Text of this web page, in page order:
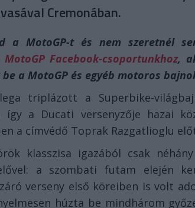
Cremonában.
a MotoGP-t és nem szeretnél
Facebook-csoportunkhoz,
a MotoGP és egyéb motoros
triplázott a Superbike-
így a Ducati versenyzője hazai
a címvédő Toprak Razgatlioglu
klasszisa igazából csak
a szombati futam elején
verseny első köreiben is volt
húzta be mindhárom